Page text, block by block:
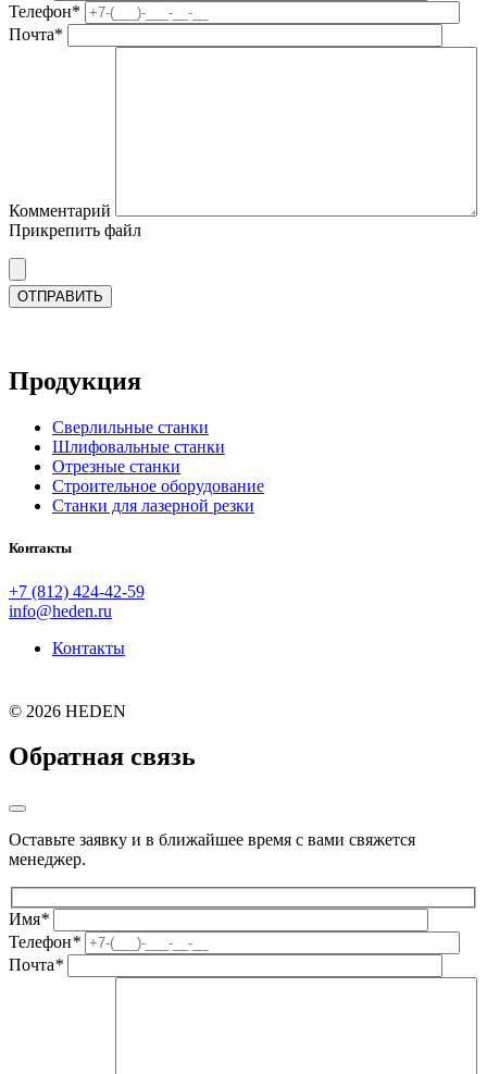
Телефон*
Почта*
Комментарий
Прикрепить файл
Продукция
Сверлильные станки
Шлифовальные станки
Отрезные станки
Строительное оборудование
Станки для лазерной резки
Контакты
+7 (812) 424-42-59
info@heden.ru
Контакты
© 2026 HEDEN
Обратная связь
Оставьте заявку и в ближайшее время с вами свяжется
менеджер.
Имя*
Телефон*
Почта*